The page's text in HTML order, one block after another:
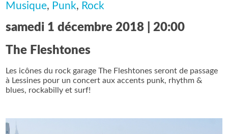
Musique, Punk, Rock
samedi 1 décembre 2018 | 20:00
The Fleshtones
Les icônes du rock garage The Fleshtones seront de passage
à Lessines pour un concert aux accents punk, rhythm &
blues, rockabilly et surf!